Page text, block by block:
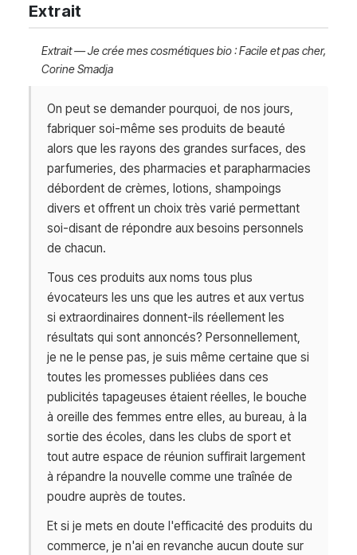
Extrait
Extrait —Je crée mes cosmétiques bio : Facile et pas cher,
Corine Smadja
On peut se demander pourquoi, de nos jours,
fabriquer soi-même ses produits de beauté
alors que les rayons des grandes surfaces, des
parfumeries, des pharmacies et parapharmacies
débordent de crèmes, lotions, shampoings
divers et offrent un choix très varié permettant
soi-disant de répondre aux besoins personnels
de chacun.
Tous ces produits aux noms tous plus
évocateurs les uns que les autres et aux vertus
si extraordinaires donnent-ils réellement les
résultats qui sont annoncés? Personnellement,
je ne le pense pas, je suis même certaine que si
toutes les promesses publiées dans ces
publicités tapageuses étaient réelles, le bouche
à oreille des femmes entre elles, au bureau, à la
sortie des écoles, dans les clubs de sport et
tout autre espace de réunion suffirait largement
à répandre la nouvelle comme une traînée de
poudre auprès de toutes.
Et si je mets en doute l'efficacité des produits du
commerce, je n'ai en revanche aucun doute sur